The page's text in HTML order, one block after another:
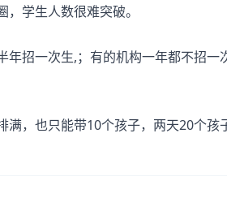
学生人数很难突破。
招一次生,；有的机构一年都不招
，也只能带10个孩子，两天20个孩